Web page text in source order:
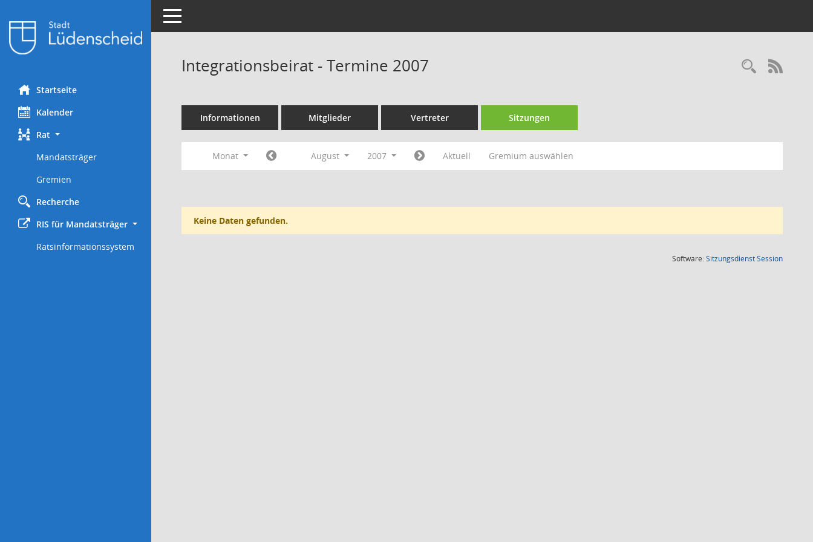
Startseite
Kalender
Rat
Mandatsträger
Gremien
Recherche
RIS für Mandatsträger
Ratsinformationssystem
Toggle navigation
Integrationsbeirat - Termine 2007
Informationen Mitglieder Vertreter Sitzungen
Monat August 2007 Aktuell Gremium auswählen
Keine Daten gefunden.
Software:SitzungsdienstSession(Wird in